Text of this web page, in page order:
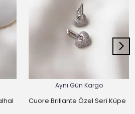
Aynı Gün Kargo
Cuore Brillante Özel Seri Küpe